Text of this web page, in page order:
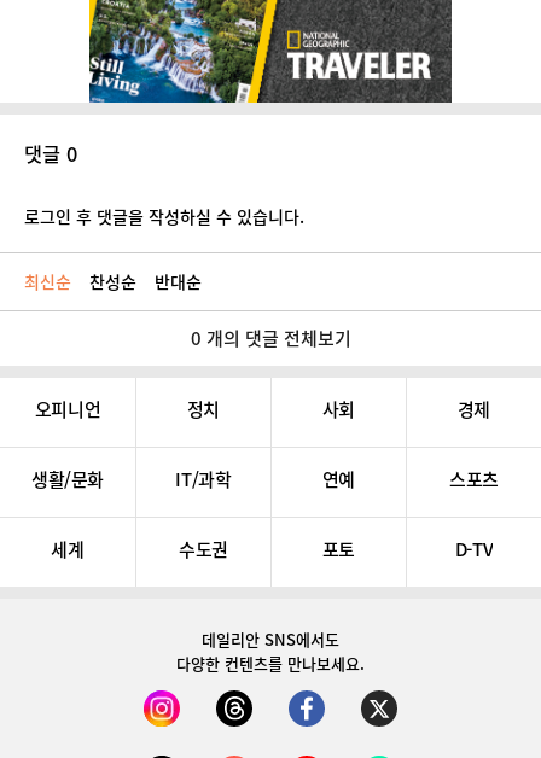
댓글 0
로그인 후 댓글을 작성하실 수 있습니다.
최신순 찬성순 반대순
0 개의 댓글 전체보기
오피니언 정치 사회 경제
생활/문화 IT/과학 연예 스포츠
세계 수도권 포토 D-TV
데일리안 SNS에서도
다양한 컨텐츠를 만나보세요.